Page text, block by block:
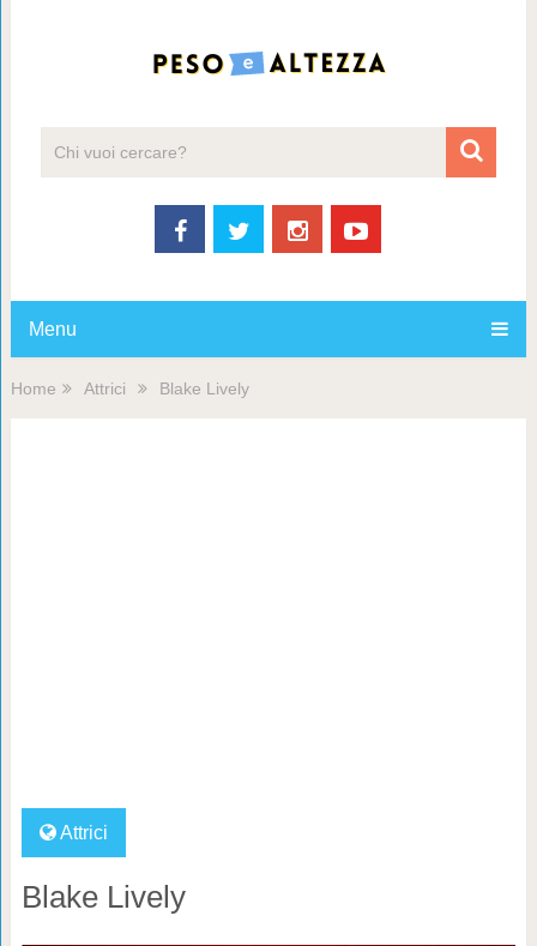
Menu
Home Attrici Blake Lively
Attrici
Blake Lively